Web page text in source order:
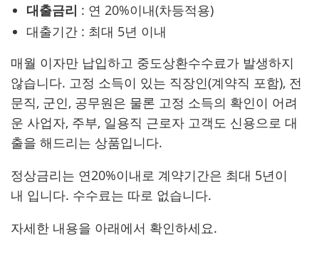
대출금리 : 연 20%이내(차등적용)
대출기간 : 최대 5년 이내
매월 이자만 납입하고 중도상환수수료가 발생하지
않습니다. 고정 소득이 있는 직장인(계약직 포함), 전
문직, 군인, 공무원은 물론 고정 소득의 확인이 어려
운 사업자, 주부, 일용직 근로자 고객도 신용으로 대
출을 해드리는 상품입니다.
정상금리는 연20%이내로 계약기간은 최대 5년이
내 입니다. 수수료는 따로 없습니다.
자세한 내용을 아래에서 확인하세요.